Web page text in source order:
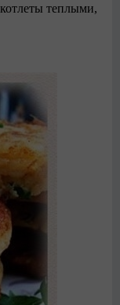
теплыми,